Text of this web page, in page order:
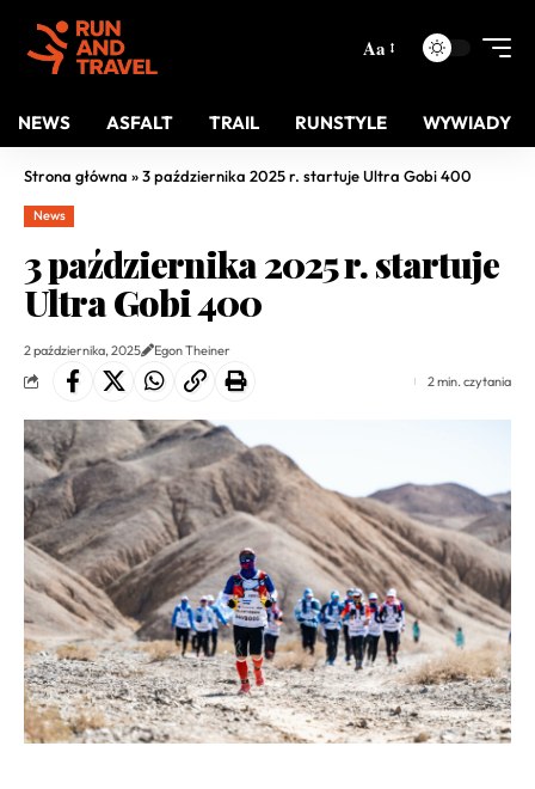
Aa
NEWS ASFALT TRAIL RUNSTYLE WYWIADY
Strona główna »3 października 2025 r. startuje Ultra Gobi 400
News
3 października 2025 r. startuje
Ultra Gobi 400
2 października, 2025
Egon Theiner
2 min. czytania